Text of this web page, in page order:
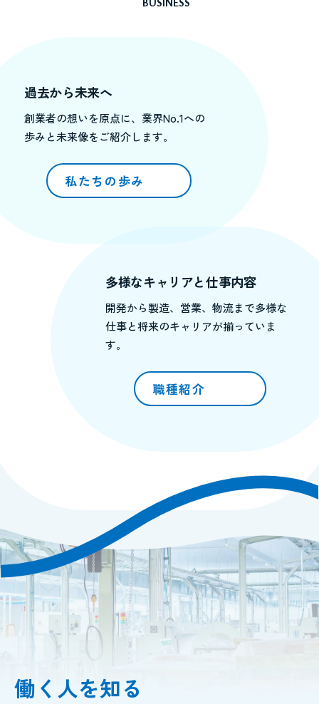
過去から未来へ
創業者の想いを原点に、業界No.1への
歩みと未来像をご紹介します。
私たちの歩み
多様なキャリアと仕事内容
開発から製造、営業、物流まで多様な
仕事と将来のキャリアが揃っていま
す。
職種紹介
働く人を知る